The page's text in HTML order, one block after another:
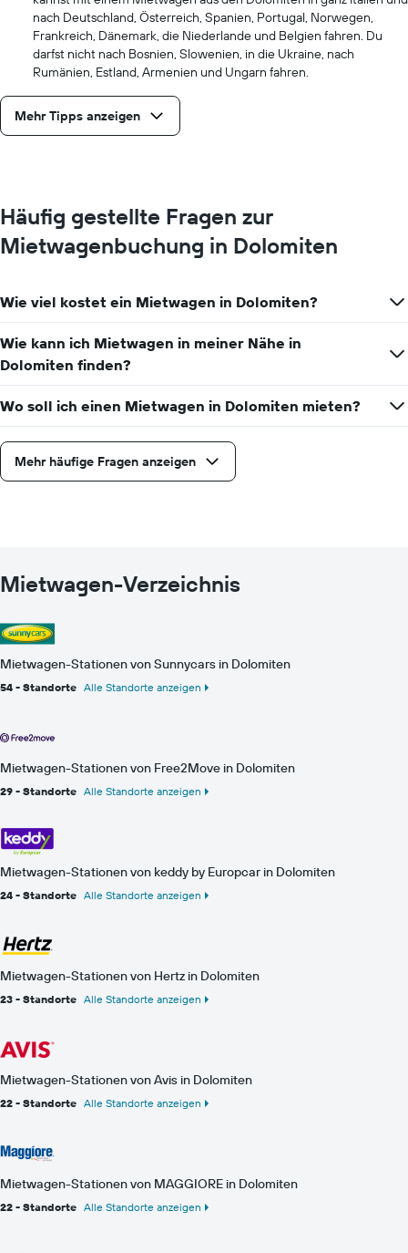
nach Deutschland, Österreich, Spanien, Portugal, Norwegen,
Frankreich, Dänemark, die Niederlande und Belgien fahren. Du
darfst nicht nach Bosnien, Slowenien, in die Ukraine, nach
Rumänien, Estland, Armenien und Ungarn fahren.
Mehr Tipps anzeigen
Häufig gestellte Fragen zur
Mietwagenbuchung in Dolomiten
Wie viel kostet ein Mietwagen in Dolomiten?
Wie kann ich Mietwagen in meiner Nähe in
Dolomiten finden?
Wo soll ich einen Mietwagen in Dolomiten mieten?
Mehr häufige Fragen anzeigen
Mietwagen-Verzeichnis
Mietwagen-Stationen von Sunnycars in Dolomiten
54 - Standorte Alle Standorte anzeigen
Mietwagen-Stationen von Free2Move in Dolomiten
29 - Standorte Alle Standorte anzeigen
Mietwagen-Stationen von keddy by Europcar in Dolomiten
24 - Standorte Alle Standorte anzeigen
Mietwagen-Stationen von Hertz in Dolomiten
23 - Standorte Alle Standorte anzeigen
Mietwagen-Stationen von Avis in Dolomiten
22 - Standorte Alle Standorte anzeigen
Mietwagen-Stationen von MAGGIORE in Dolomiten
22 - Standorte Alle Standorte anzeigen